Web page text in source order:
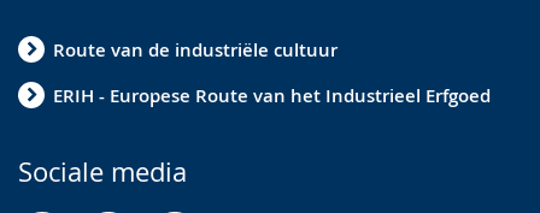
Route van de industriële cultuur
ERIH - Europese Route van het Industrieel Erfgoed
Sociale media